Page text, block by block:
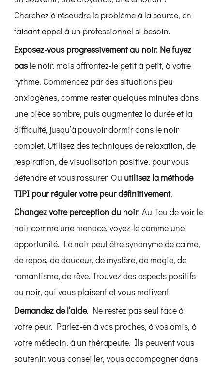
Cherchez à résoudre le problème à la source, en
faisant appel à un professionnel si besoin.
Exposez-vous progressivement au noir. Ne fuyez
pasle noir, mais affrontez-le petit à petit, à votre
rythme. Commencez par des situations peu
anxiogènes, comme rester quelques minutes dans
une pièce sombre, puis augmentez la durée et la
difficulté, jusqu’à pouvoir dormir dans le noir
complet. Utilisez des techniques de relaxation, de
respiration, de visualisation positive, pour vous
détendre et vous rassurer. Ou utilisez la méthode
TIPI pour réguler votre peur définitivement.
Changez votre perception du noir. Au lieu de voir le
noir comme une menace, voyez-le comme une
opportunité. Le noir peut être synonyme de calme,
de repos, de douceur, de mystère, de magie, de
romantisme, de rêve. Trouvez des aspects positifs
au noir, qui vous plaisent et vous motivent.
Demandez de l’aide. Ne restez pas seul face à
votre peur. Parlez-en à vos proches, à vos amis, à
votre médecin, à un thérapeute. Ils peuvent vous
soutenir, vous conseiller, vous accompagner dans